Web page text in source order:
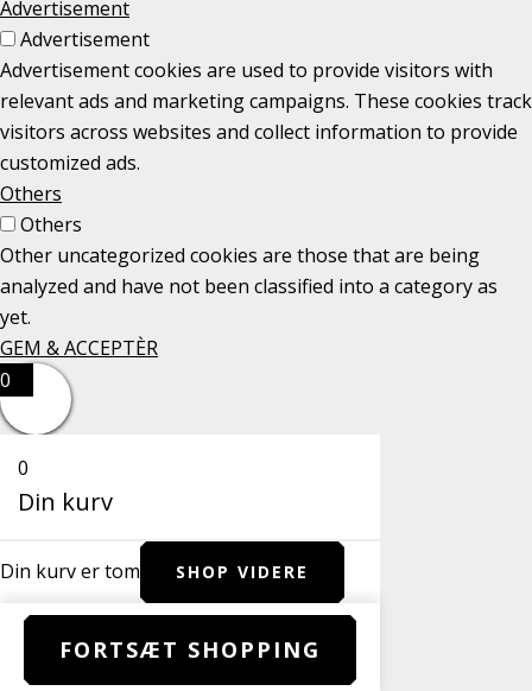
Advertisement
Advertisement
Advertisement cookies are used to provide visitors with
relevant ads and marketing campaigns. These cookies track
visitors across websites and collect information to provide
customized ads.
Others
Others
Other uncategorized cookies are those that are being
analyzed and have not been classified into a category as
yet.
GEM & ACCEPTÈR
0
0
Din kurv
Din kurv er tom SHOP VIDERE
FORTSÆT SHOPPING